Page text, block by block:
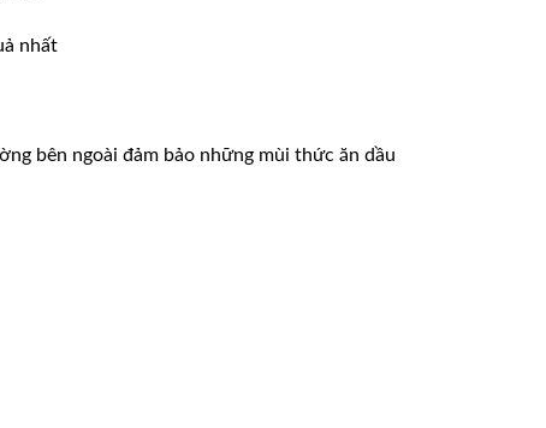
nhất
bên ngoài đảm bảo những mùi thức ăn dầu